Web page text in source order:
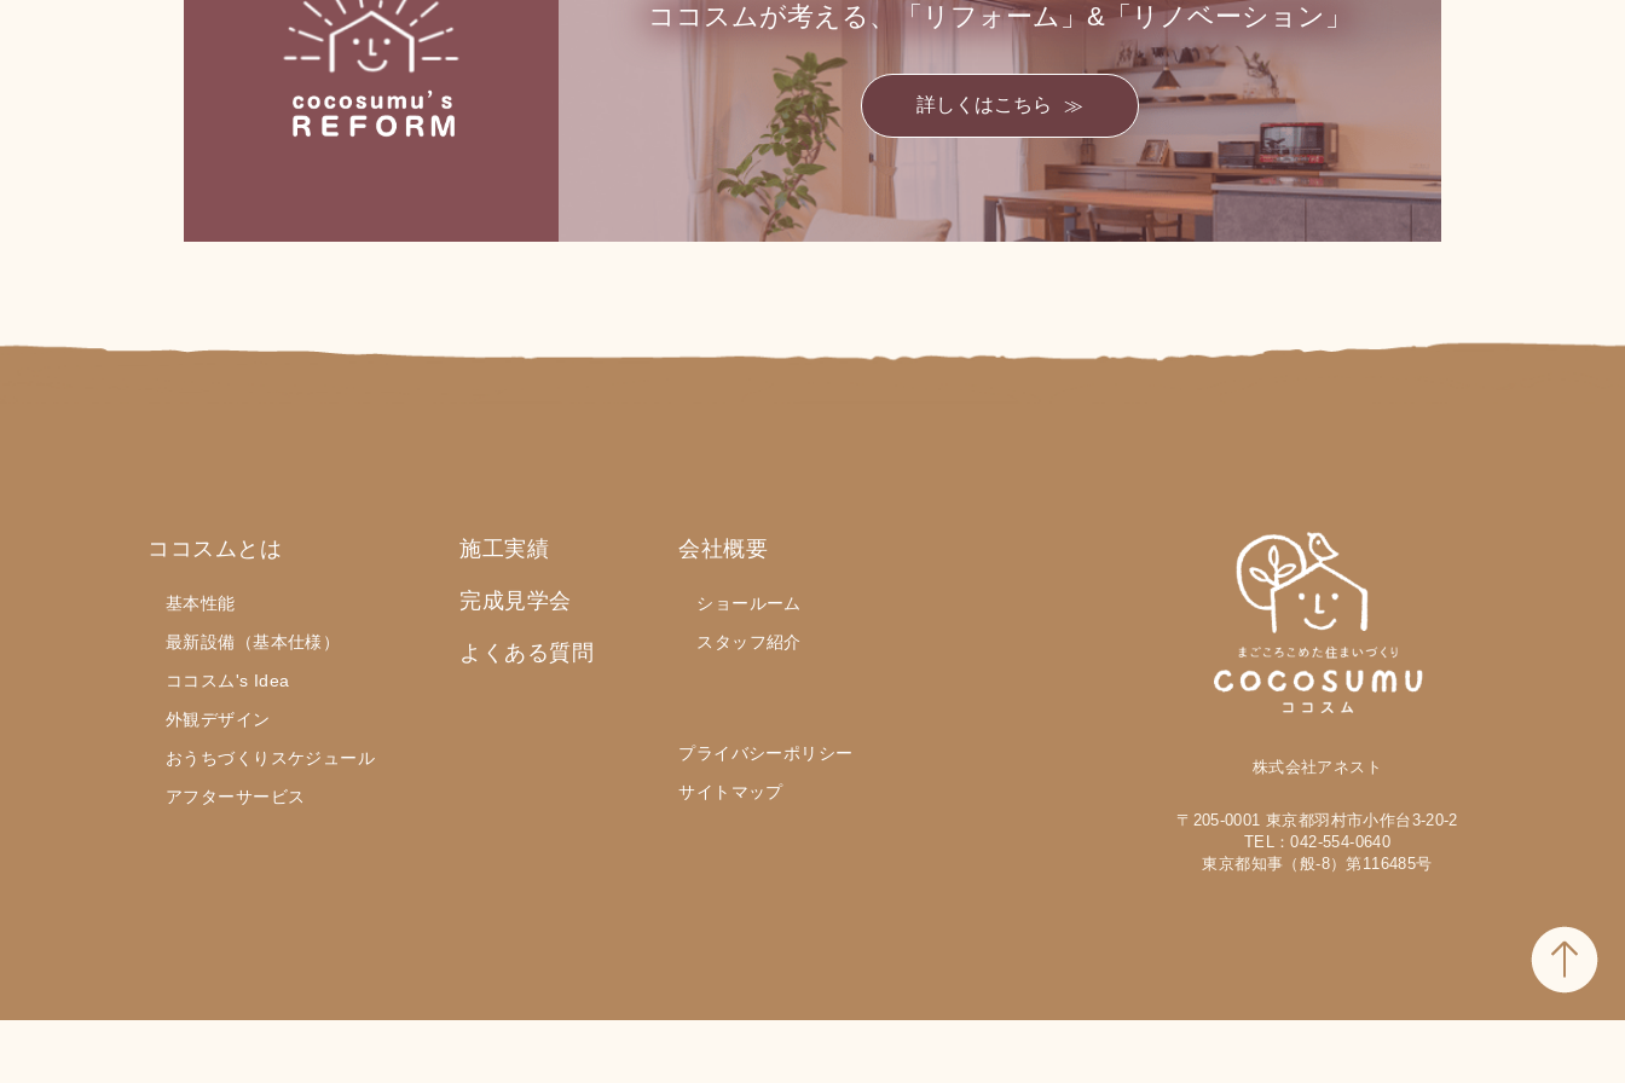
ココスムが考える、 「リフォーム」&「リノベーション」
詳しくはこちら
ココスムとは
基本性能
最新設備（基本仕様）
ココスム's Idea
外観デザイン
おうちづくりスケジュール
アフターサービス
施工実績
完成見学会
よくある質問
会社概要
ショールーム
スタッフ紹介
プライバシーポリシー
サイトマップ
株式会社アネスト
〒205-0001 東京都羽村市小作台3-20-2
TEL：042-554-0640
東京都知事（般-8）第116485号